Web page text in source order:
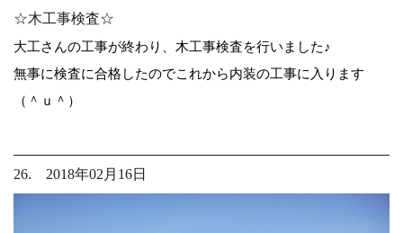
☆木工事検査☆
大工さんの工事が終わり、木工事検査を行いました♪
無事に検査に合格したのでこれから内装の工事に入ります
（＾ｕ＾）
26. 2018年02月16日